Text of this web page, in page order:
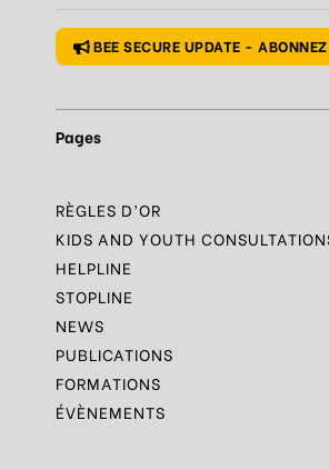
BEE SECURE UPDATE -
Pages
RÈGLES D’OR
KIDS AND YOUTH
HELPLINE
STOPLINE
NEWS
PUBLICATIONS
FORMATIONS
ÉVÈNEMENTS